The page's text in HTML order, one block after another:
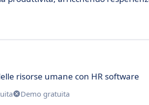
risorse umane con HR software
Demo gratuita